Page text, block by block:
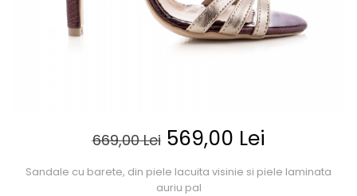
669,00 Lei 569,00 Lei
Sandale cu barete, din piele lacuita visinie si piele laminata
auriu pal